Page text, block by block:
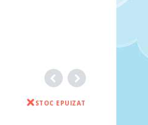
STOC EPUIZAT